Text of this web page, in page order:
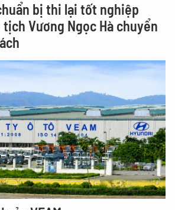
bị thi lại tốt nghiệp
tịch Vương Ngọc Hà chuyển